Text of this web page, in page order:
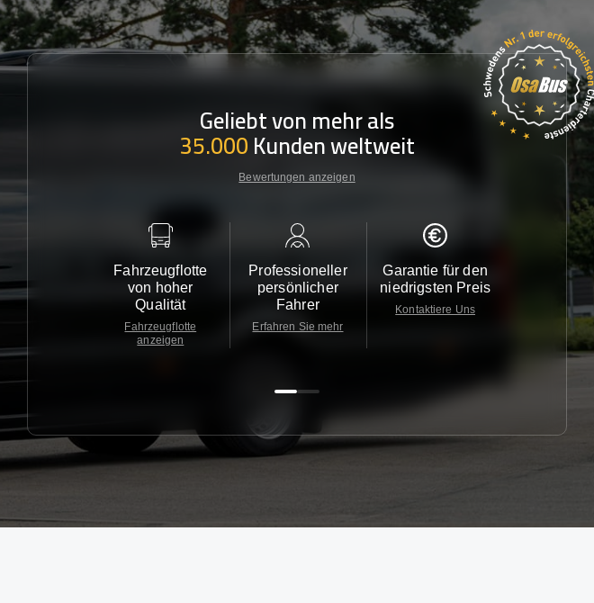
Geliebt von mehr als
35.000Kunden weltweit
Bewertungen anzeigen
Fahrzeugflotte
von hoher
Qualität
Fahrzeugflotte
anzeigen
Professioneller
persönlicher
Fahrer
Erfahren Sie mehr
Garantie für den
niedrigsten Preis
Kontaktiere Uns Kontaktiere